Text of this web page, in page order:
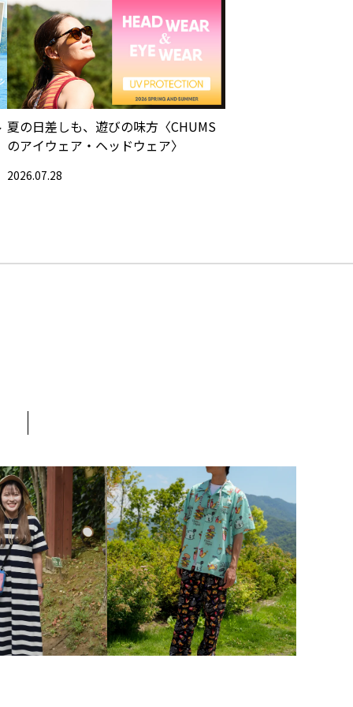
夏の日差しも、遊びの味方〈CHUMS
のアイウェア・ヘッドウェア〉
2026.07.28